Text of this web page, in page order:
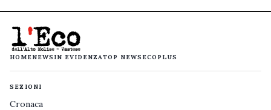
HOMENEWS IN EVIDENZATOP NEWS ECOPLUS
SEZIONI
Cronaca